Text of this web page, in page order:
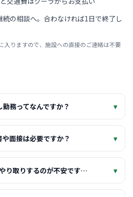
の相談へ。合わなければ1日で終了し
入りますので、施設への直接のご連絡は不要
勤務ってなんですか？ ▾
や面接は必要ですか？ ▾
り取りするのが不安です… ▾